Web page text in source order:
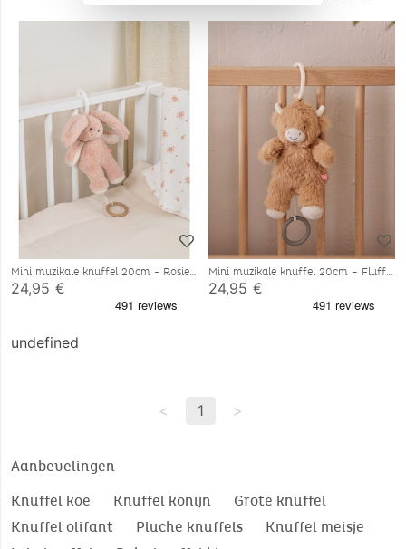
Mini muzikale knuffel 20cm - Rosie
24,95 €
Mini muzikale knuffel 20cm – Fluffy
24,95 €
undefined
< 1 >
Aanbevelingen
Knuffel koe
Knuffel konijn
Grote knuffel
Knuffel olifant
Pluche knuffels
Knuffel meisje